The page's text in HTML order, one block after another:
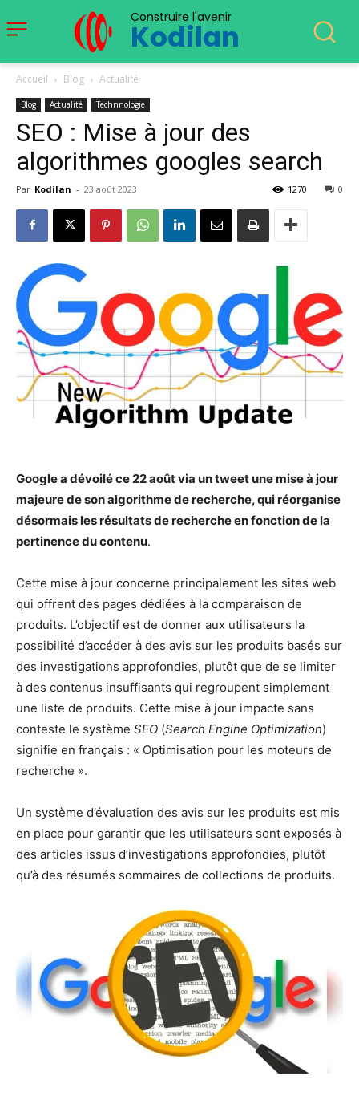
Construire l'avenir
Kodilan
Accueil Blog Actualité
Blog Actualité Technnologie
SEO : Mise à jour des
algorithmes googles search
Par Kodilan - 23 août 2023 0
1270
Google a dévoilé ce 22 août via un tweet une mise à jour
majeure de son algorithme de recherche, qui réorganise
désormais les résultats de recherche en fonction de la
pertinence du contenu.
Cette mise à jour concerne principalement les sites web
qui offrent des pages dédiées à la comparaison de
produits. L’objectif est de donner aux utilisateurs la
possibilité d’accéder à des avis sur les produits basés sur
des investigations approfondies, plutôt que de se limiter
à des contenus insuffisants qui regroupent simplement
une liste de produits. Cette mise à jour impacte sans
conteste le système SEO (Search Engine Optimization)
signifie en français : « Optimisation pour les moteurs de
recherche ».
Un système d’évaluation des avis sur les produits est mis
en place pour garantir que les utilisateurs sont exposés à
des articles issus d’investigations approfondies, plutôt
qu’à des résumés sommaires de collections de produits.